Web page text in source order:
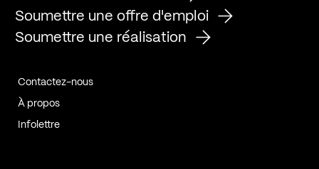
Soumettre une offre d'emploi
Soumettre une réalisation
Contactez-nous
À propos
Infolettre